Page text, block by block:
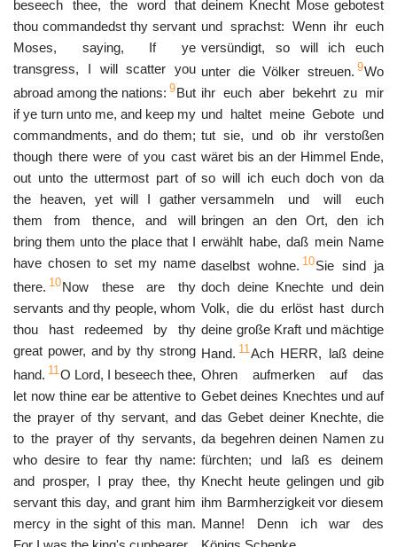
beseech thee, the word that
thou commandedst thy servant
Moses, saying, If ye
transgress, I will scatter you
abroad among the nations: 9But
if ye turn unto me, and keep my
commandments, and do them;
though there were of you cast
out unto the uttermost part of
the heaven, yet will I gather
them from thence, and will
bring them unto the place that I
have chosen to set my name
there. 10Now these are thy
servants and thy people, whom
thou hast redeemed by thy
great power, and by thy strong
hand. 11O Lord, I beseech thee,
let now thine ear be attentive to
the prayer of thy servant, and
to the prayer of thy servants,
who desire to fear thy name:
and prosper, I pray thee, thy
servant this day, and grant him
mercy in the sight of this man.
deinem Knecht Mose gebotest
und sprachst: Wenn ihr euch
versündigt, so will ich euch
unter die Völker streuen. 9Wo
ihr euch aber bekehrt zu mir
und haltet meine Gebote und
tut sie, und ob ihr verstoßen
wäret bis an der Himmel Ende,
so will ich euch doch von da
versammeln und will euch
bringen an den Ort, den ich
erwählt habe, daß mein Name
daselbst wohne. 10Sie sind ja
doch deine Knechte und dein
Volk, die du erlöst hast durch
deine große Kraft und mächtige
Hand. 11Ach HERR, laß deine
Ohren aufmerken auf das
Gebet deines Knechtes und auf
das Gebet deiner Knechte, die
da begehren deinen Namen zu
fürchten; und laß es deinem
Knecht heute gelingen und gib
ihm Barmherzigkeit vor diesem
Manne! Denn ich war des